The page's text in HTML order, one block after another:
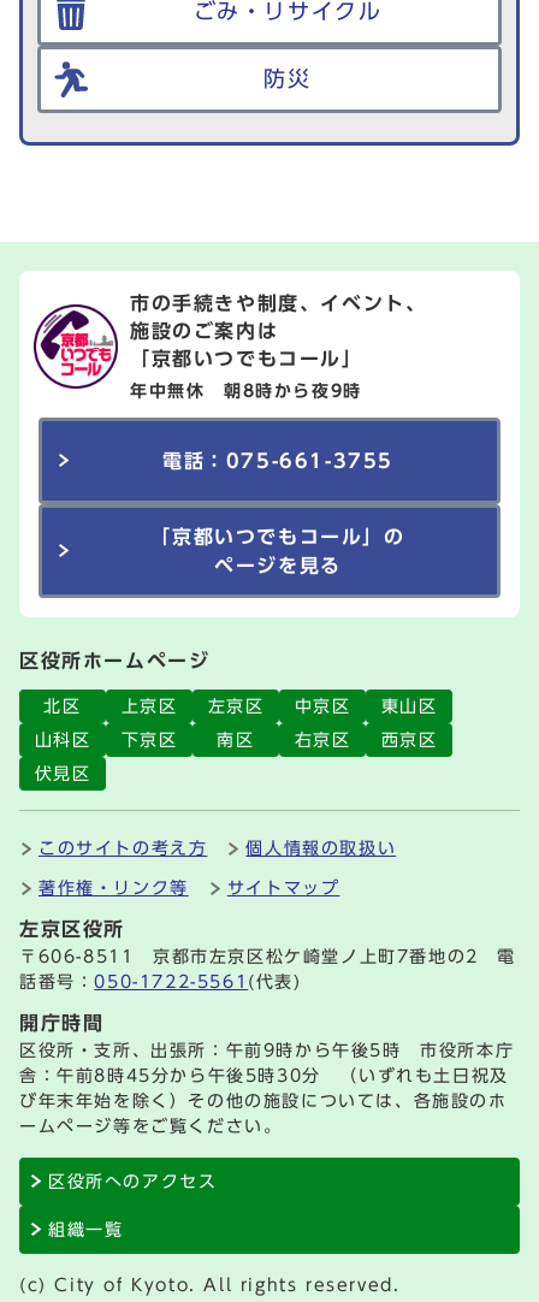
ごみ・リサイクル
防災
市の手続きや制度、イベント、
施設のご案内は
「京都いつでもコール」
年中無休 朝8時から夜9時
電話：075-661-3755
「京都いつでもコール」の
ページを見る
区役所ホームページ
北区 上京区 左京区 中京区
東山区
山科区
下京区 南区 右京区
西京区
伏見区
このサイトの考え方 個人情報の取扱い
著作権・リンク等 サイトマップ
左京区役所
〒606-8511 京都市左京区松ケ崎堂ノ上町7番地の2 電
話番号：050-1722-5561 (代表)
開庁時間
区役所・支所、出張所：午前9時から午後5時 市役所本庁
舎：午前8時45分から午後5時30分 （いずれも土日祝及
び年末年始を除く）その他の施設については、各施設のホ
ームページ等をご覧ください。
区役所へのアクセス
組織一覧
(c) City of Kyoto. All rights reserved.